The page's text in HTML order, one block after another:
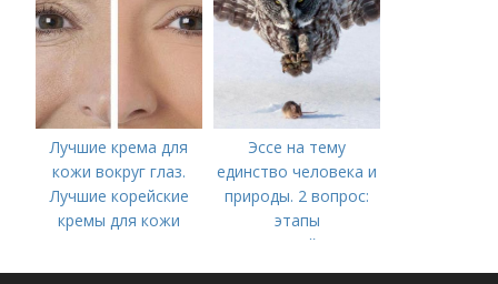
Лучшие крема для
кожи вокруг глаз.
Лучшие корейские
кремы для кожи
году
Эссе на тему
единство человека и
природы. 2 вопрос:
этапы
взаимодействия
природного и